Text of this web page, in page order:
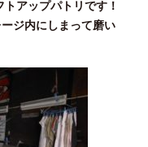
アップパトリです！
ジ内にしまって磨い